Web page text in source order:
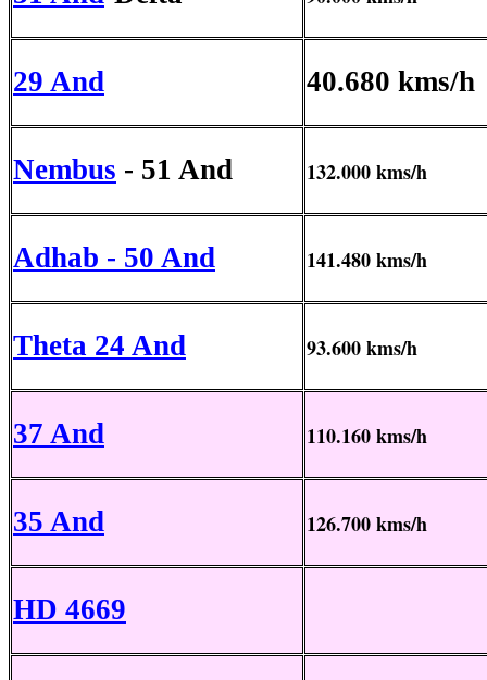
29 And 40.680 kms/h
Nembus - 51 And 132.000 kms/h
Adhab - 50 And 141.480 kms/h
Theta 24 And 93.600 kms/h
37 And 110.160 kms/h
35 And 126.700 kms/h
HD 4669